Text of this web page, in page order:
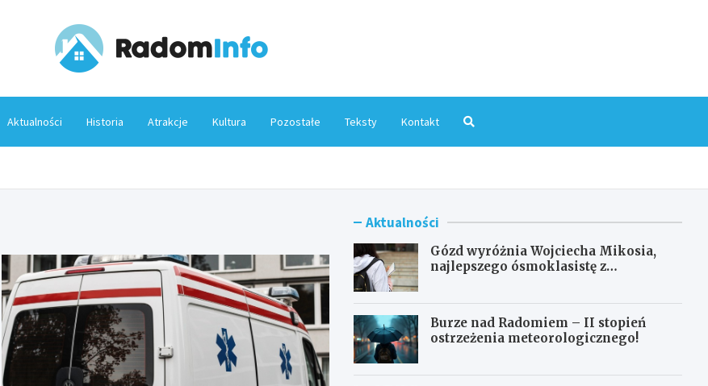
Aktualności Historia Atrakcje Kultura Pozostałe Teksty Kontakt
Aktualności
Gózd wyróżnia Wojciecha Mikosia,
najlepszego ósmoklasistę z
Burze nad Radomiem – II stopień
ostrzeżenia meteorologicznego!